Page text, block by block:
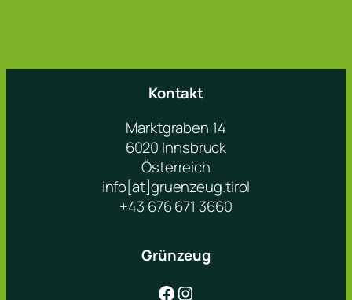
Kontakt
Marktgraben 14
6020 Innsbruck
Österreich
info[at]gruenzeug.tirol
+43 676 671 3660
Grünzeug
Facebook Instagram